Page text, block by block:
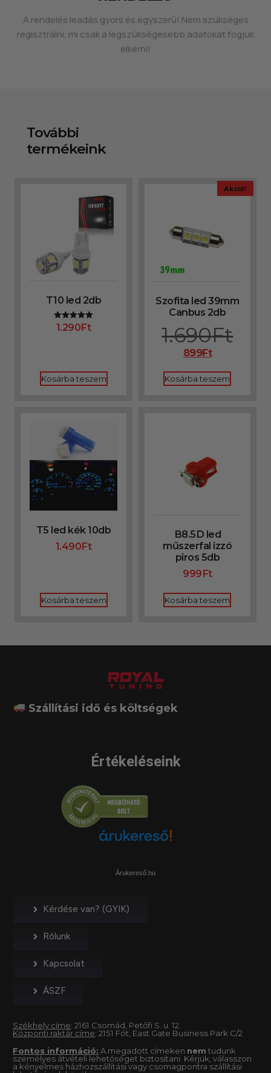
A rendelés leadás gyors és egyszerű! Nem szükséges
regisztrálni, mi csak a legszükségesebb adatokat fogjuk
elkérni!
További
termékeink
T10 led 2db
Értékelés:
5.00
1.290Ft
Kosárba teszem
Akció!
Szofita led 39mm
Canbus 2db
1.690Ft
899Ft
Kosárba teszem
T5 led kék 10db
1.490Ft
Kosárba teszem
B8.5D led
műszerfal izzó
piros 5db
999Ft
Kosárba teszem
Szállítási idő és költségek
Értékeléseink
Árukereső.hu
Kérdése van? (GYIK)
Rólunk
Kapcsolat
ÁSZF
Székhely címe: 2161 Csomád, Petőfi S. u. 12.
Központi raktár címe: 2151 Fót, East Gate Business Park C/2
Fontos információ: A megadott címeken nem tudunk
személyes átvételi lehetőséget biztosítani. Kérjük, válasszon
a kényelmes házhozszállítási vagy csomagpontra szállítási